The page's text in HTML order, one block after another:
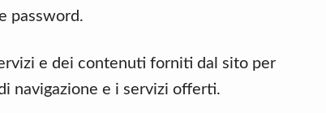
password.
e dei contenuti forniti dal sito per
navigazione e i servizi offerti.